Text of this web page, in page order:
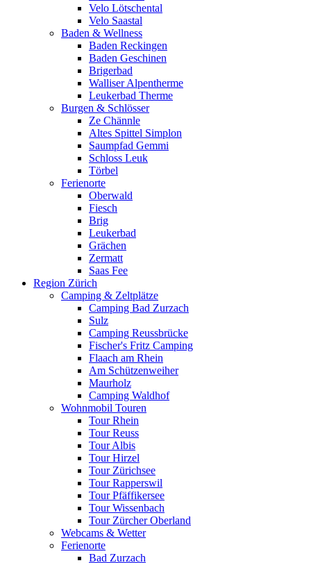
Velo Lötschental
Velo Saastal
Baden & Wellness
Baden Reckingen
Baden Geschinen
Brigerbad
Walliser Alpentherme
Leukerbad Therme
Burgen & Schlösser
Ze Chännle
Altes Spittel Simplon
Saumpfad Gemmi
Schloss Leuk
Törbel
Ferienorte
Oberwald
Fiesch
Brig
Leukerbad
Grächen
Zermatt
Saas Fee
Region Zürich
Camping & Zeltplätze
Camping Bad Zurzach
Sulz
Camping Reussbrücke
Fischer's Fritz Camping
Flaach am Rhein
Am Schützenweiher
Maurholz
Camping Waldhof
Wohnmobil Touren
Tour Rhein
Tour Reuss
Tour Albis
Tour Hirzel
Tour Zürichsee
Tour Rapperswil
Tour Pfäffikersee
Tour Wissenbach
Tour Zürcher Oberland
Webcams & Wetter
Ferienorte
Bad Zurzach